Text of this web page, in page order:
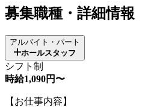
募集職種・詳細情報
アルバイト・パート
ホールスタッフ
シフト制
時給1,090円〜
【お仕事内容】